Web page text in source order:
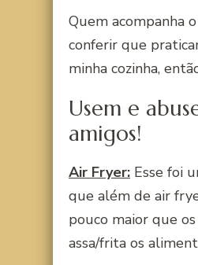
Quem acompanha
conferir que
minha cozinha,
Usem e
amigos!
Air Fryer: Esse foi
que além de air
pouco maior que
assa/frita os